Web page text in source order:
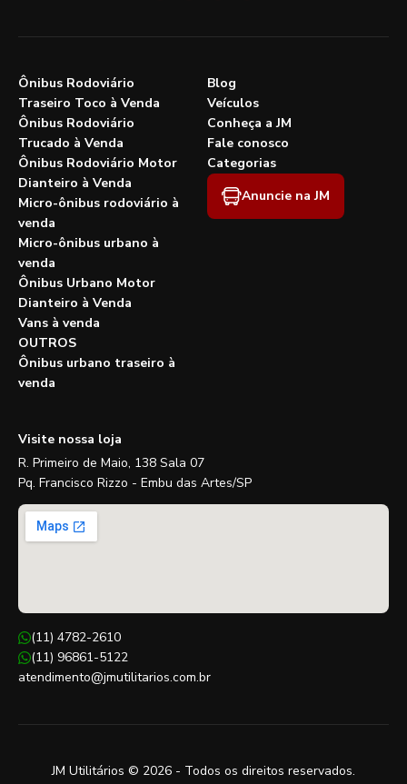
Ônibus Rodoviário
Traseiro Toco à Venda
Ônibus Rodoviário
Trucado à Venda
Ônibus Rodoviário Motor
Dianteiro à Venda
Micro-ônibus rodoviário à
venda
Micro-ônibus urbano à
venda
Ônibus Urbano Motor
Dianteiro à Venda
Vans à venda
OUTROS
Ônibus urbano traseiro à
venda
Blog
Veículos
Conheça a JM
Fale conosco
Categorias
Anuncie na JM
Visite nossa loja
R. Primeiro de Maio, 138 Sala 07
Pq. Francisco Rizzo - Embu das Artes/SP
(11) 4782-2610
(11) 96861-5122
atendimento@jmutilitarios.com.br
JM Utilitários © 2026 - Todos os direitos reservados.